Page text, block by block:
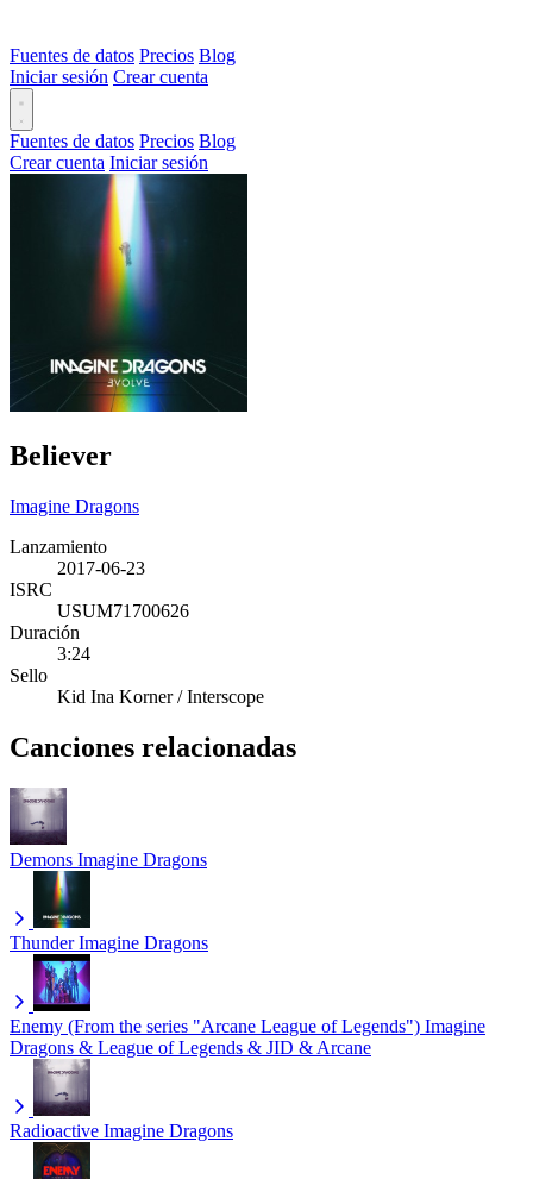
Fuentes de datos Precios Blog
Iniciar sesión Crear cuenta
Fuentes de datos Precios Blog
Crear cuenta Iniciar sesión
Believer
Imagine Dragons
Lanzamiento
2017-06-23
ISRC
USUM71700626
Duración
3:24
Sello
Kid Ina Korner / Interscope
Canciones relacionadas
Demons Imagine Dragons
Thunder Imagine Dragons
Enemy (From the series "Arcane League of Legends") Imagine
Dragons & League of Legends & JID & Arcane
Radioactive Imagine Dragons